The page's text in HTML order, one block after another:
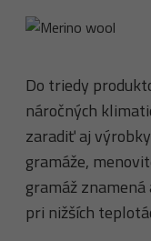
Do triedy
náročných
zaradiť aj
gramáže,
gramáž
pri nižších